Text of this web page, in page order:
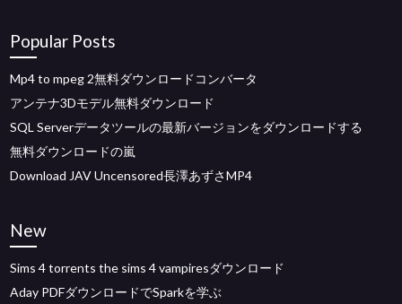
Popular Posts
Mp4 to mpeg 2無料ダウンロードコンバータ
アンテナ3Dモデル無料ダウンロード
SQL Serverデータツールの最新バージョンをダウンロードする
無料ダウンロードの嵐
Download JAV Uncensored長澤あずさMP4
New
Sims 4 torrents the sims 4 vampiresダウンロード
Aday PDFダウンロードでSparkを学ぶ